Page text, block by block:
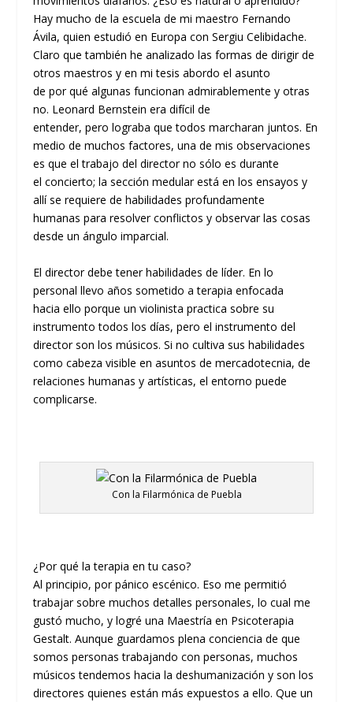
Hay mucho de la escuela de mi maestro Fernando
Ávila, quien estudió en Europa con Sergiu Celibidache.
Claro que también he analizado las formas de dirigir de
otros maestros y en mi tesis abordo el asunto
depor qué algunas funcionan admirablemente y otras
no. Leonard Bernstein eradifícilde
entender,perolograba que todos marcharan juntos. En
medio de muchos factores, una demisobservaciones
es que eltrabajo del director no sólo esdurante
elconcierto; la sección medular está en los ensayos y
allí se requiere de habilidades profundamente
humanaspararesolver conflictos y observarlas cosas
desde un ángulo imparcial.
El director debe tener habilidades de líder. En lo
personal llevo años sometido a terapia enfocada
haciaelloporque un violinista practica sobre su
instrumento todos los días, pero el instrumento del
director son los músicos. Si no cultiva sus habilidades
como cabeza visible en asuntos de mercadotecnia, de
relaciones humanas y artísticas, el entorno puede
complicarse.
Con la Filarmónica de Puebla
¿Por qué la terapia en tu caso?
Al principio, por pánico escénico. Eso me permitió
trabajar sobre muchos detalles personales, lo cual me
gustó mucho, y logré una Maestríaen Psicoterapia
Gestalt.Aunque guardamos plena concienciade que
somospersonas trabajando con personas,muchos
músicos tendemos hacia ladeshumanización y sonlos
directoresquienes estánmás expuestos a ello. Que un